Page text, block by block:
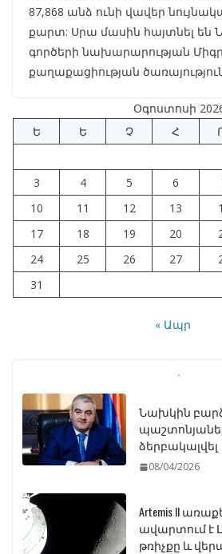
87,868 անձ ունի վավեր
քարտ: Սրա մասին հայտնել են
գործերի նախարարության
քաղաքացիության
Օգոստոսի
Ե
Ե Չ Հ
3
4 5 6
10
11 12 13
17
18 19 20
24
25 26 27
31
« Ապր
Նախկին
ձերբակալվել
08/04/2026
Artemis II
ավարտում է
թռիչքը և